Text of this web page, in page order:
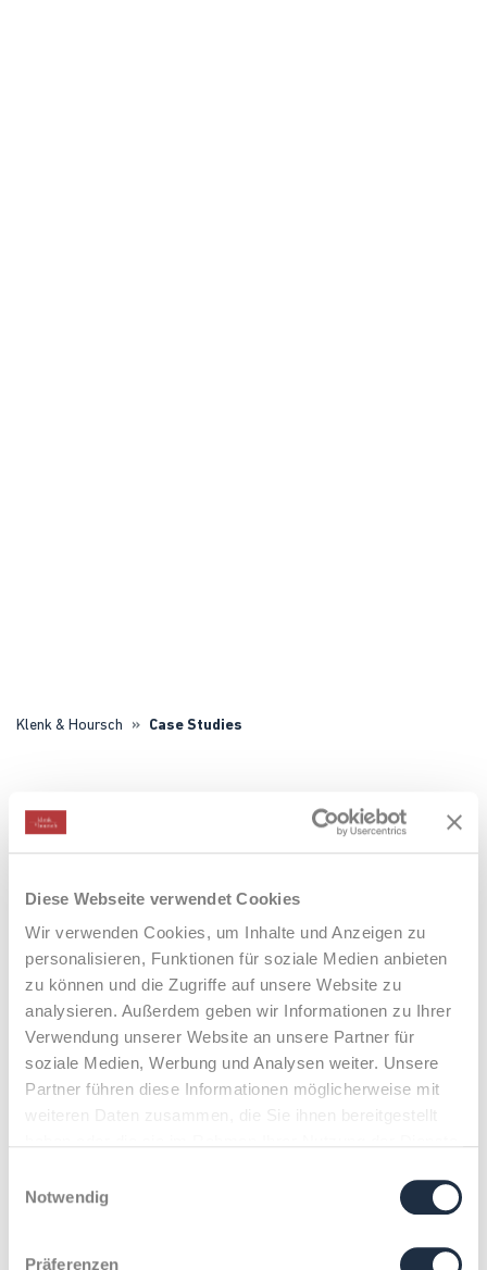
Diese Webseite verwendet Cookies
Wir verwenden Cookies, um Inhalte und Anzeigen zu
personalisieren, Funktionen für soziale Medien anbieten
zu können und die Zugriffe auf unsere Website zu
analysieren. Außerdem geben wir Informationen zu Ihrer
Verwendung unserer Website an unsere Partner für
soziale Medien, Werbung und Analysen weiter. Unsere
Partner führen diese Informationen möglicherweise mit
Notwendig
Präferenzen
Klenk & Hoursch Case Studies
Case Studies
X